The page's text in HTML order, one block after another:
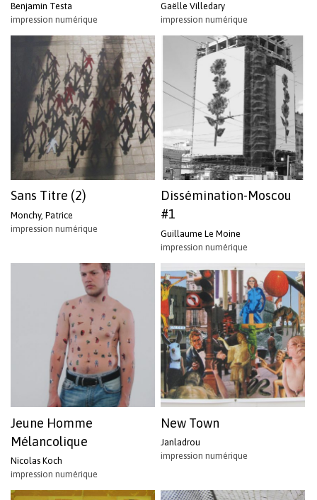
Benjamin Testa
impression numérique
Gaëlle Villedary
impression numérique
Sans Titre (2)
Monchy, Patrice
impression numérique
Dissémination-Moscou
#1
Guillaume Le Moine
impression numérique
Jeune Homme
Mélancolique
Nicolas Koch
impression numérique
New Town
Janladrou
impression numérique